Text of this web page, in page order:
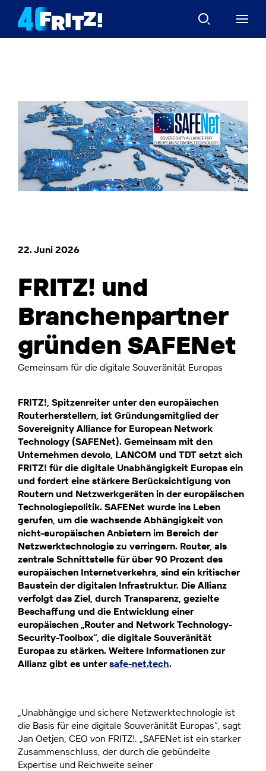
22. Juni 2026
FRITZ! und
Branchenpartner
gründen SAFENet
Gemeinsam für die digitale Souveränität Europas
FRITZ!, Spitzenreiter unter den europäischen
Routerherstellern, ist Gründungsmitglied der
Sovereignity Alliance for European Network
Technology (SAFENet). Gemeinsam mit den
Unternehmen devolo, LANCOM und TDT setzt sich
FRITZ! für die digitale Unabhängigkeit Europas ein
und fordert eine stärkere Berücksichtigung von
Routern und Netzwerkgeräten in der europäischen
Technologiepolitik. SAFENet wurde ins Leben
gerufen, um die wachsende Abhängigkeit von
nicht-europäischen Anbietern im Bereich der
Netzwerktechnologie zu verringern. Router, als
zentrale Schnittstelle für über 90 Prozent des
europäischen Internetverkehrs, sind ein kritischer
Baustein der digitalen Infrastruktur. Die Allianz
verfolgt das Ziel, durch Transparenz, gezielte
Beschaffung und die Entwicklung einer
europäischen „Router and Network Technology-
Security-Toolbox“, die digitale Souveränität
Europas zu stärken. Weitere Informationen zur
Allianz gibt es untersafe-net.tech.
„Unabhängige und sichere Netzwerktechnologie ist
die Basis für eine digitale Souveränität Europas“, sagt
Jan Oetjen, CEO von FRITZ!. „SAFENet ist ein starker
Zusammenschluss, der durch die gebündelte
Expertise und Reichweite seiner